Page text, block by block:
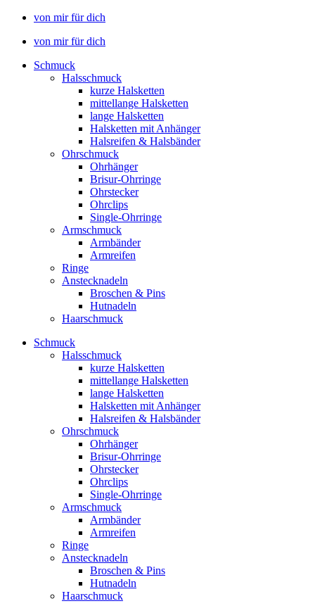
von mir für dich
von mir für dich
Schmuck
Halsschmuck
kurze Halsketten
mittellange Halsketten
lange Halsketten
Halsketten mit Anhänger
Halsreifen & Halsbänder
Ohrschmuck
Ohrhänger
Brisur-Ohrringe
Ohrstecker
Ohrclips
Single-Ohrringe
Armschmuck
Armbänder
Armreifen
Ringe
Anstecknadeln
Broschen & Pins
Hutnadeln
Haarschmuck
Schmuck
Halsschmuck
kurze Halsketten
mittellange Halsketten
lange Halsketten
Halsketten mit Anhänger
Halsreifen & Halsbänder
Ohrschmuck
Ohrhänger
Brisur-Ohrringe
Ohrstecker
Ohrclips
Single-Ohrringe
Armschmuck
Armbänder
Armreifen
Ringe
Anstecknadeln
Broschen & Pins
Hutnadeln
Haarschmuck